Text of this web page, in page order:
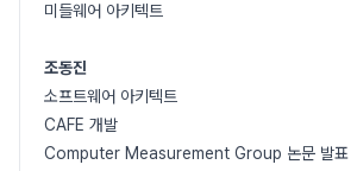
미들웨어 아키텍트
조동진
소프트웨어 아키텍트
CAFE 개발
Computer Measurement Group 논문 발표